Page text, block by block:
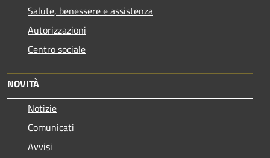
Salute, benessere e assistenza
Autorizzazioni
Centro sociale
NOVITÀ
Notizie
Comunicati
Avvisi